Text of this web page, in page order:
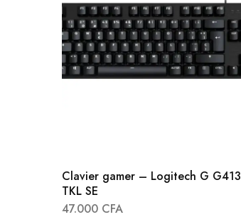
Clavier gamer – Logitech G G413
TKL SE
47.000 CFA